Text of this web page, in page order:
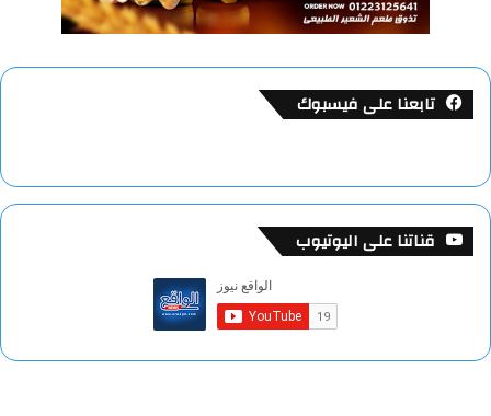
تابعنا على فيسبوك
قناتنا على اليوتيوب